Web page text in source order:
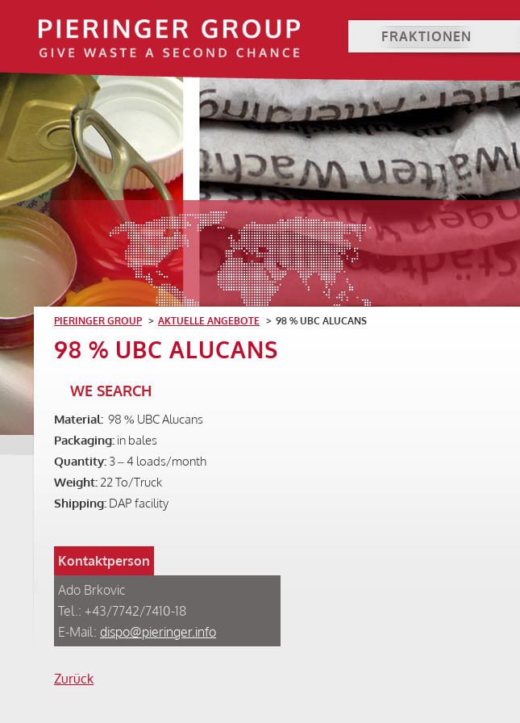
FRAKTIONEN
PIERINGER GROUP AKTUELLE ANGEBOTE 98 % UBC ALUCANS
98 % UBC ALUCANS
WE SEARCH
Material: 98 % UBC Alucans
Packaging: in bales
Quantity: 3 – 4 loads/month
Weight:22 To/Truck
Shipping: DAP facility
Kontaktperson
Ado Brkovic
Tel.: +43/7742/7410-18
E-Mail: dispo@pieringer.info
Zurück